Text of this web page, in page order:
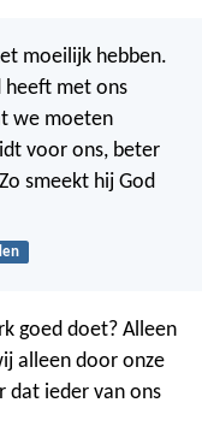
moeilijk hebben.
heeft met ons
we moeten
voor ons, beter
smeekt hij God
goed doet? Alleen
alleen door onze
dat ieder van ons